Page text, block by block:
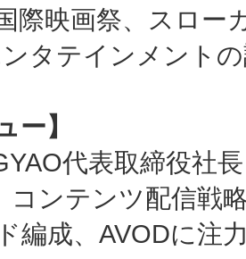
際映画祭、スロー
タテインメントの
ー】
代表取締役社長
コンテンツ配信戦
編成、AVODに注